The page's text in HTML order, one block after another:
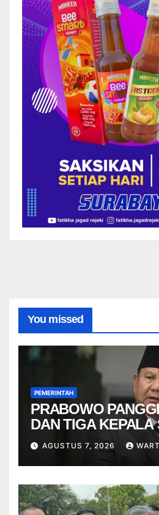
You missed
PEMERINTAH
PRABOWO
DAN TIGA KEPALA
AGUSTUS 7, 2026